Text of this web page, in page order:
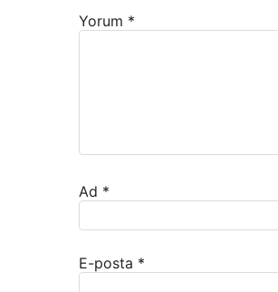
Yorum *
Ad *
E-posta *